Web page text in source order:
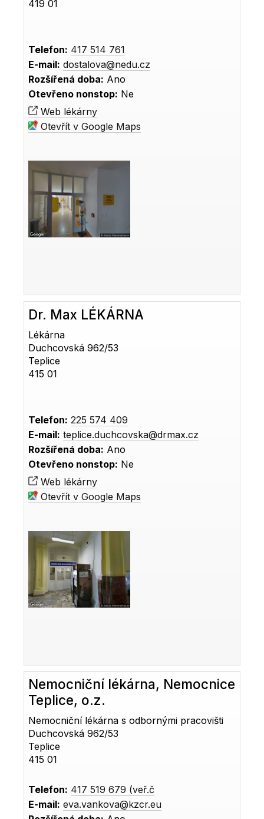
419 01
Telefon: 417 514 761
E-mail: dostalova@nedu.cz
Rozšířená doba: Ano
Otevřeno nonstop: Ne
Web lékárny
Otevřít v Google Maps
Dr. Max LÉKÁRNA
Lékárna
Duchcovská 962/53
Teplice
415 01
Telefon: 225 574 409
E-mail: teplice.duchcovska@drmax.cz
Rozšířená doba: Ano
Otevřeno nonstop: Ne
Web lékárny
Otevřít v Google Maps
Nemocniční lékárna, Nemocnice
Teplice, o.z.
Nemocniční lékárna s odbornými pracovišti
Duchcovská 962/53
Teplice
415 01
Telefon: 417 519 679 (veř.č
E-mail: eva.vankova@kzcr.eu